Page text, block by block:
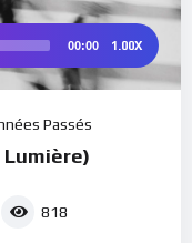
00:00 1.00X
Passés
818